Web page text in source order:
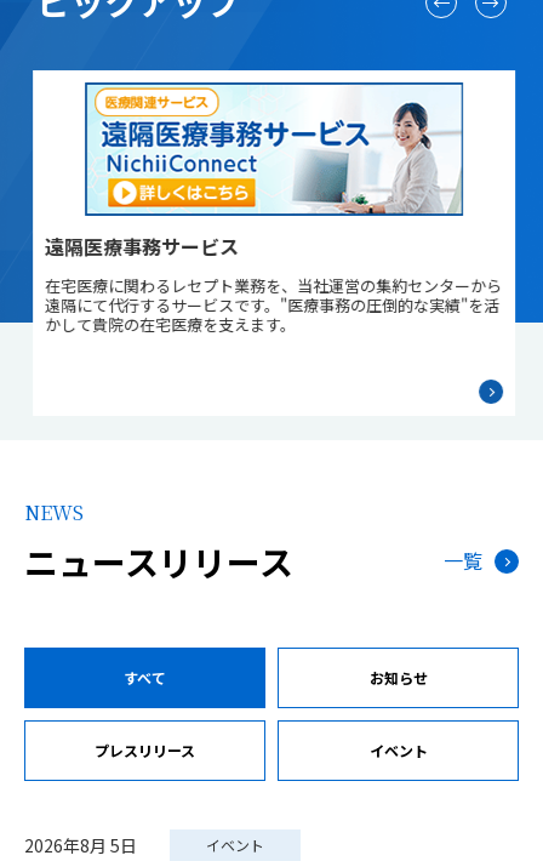
医師事務作業補助業務
医師が行っていた電子カルテへの入力や診断書などの文書作成・
検査データの管理など医師の事務作業をサポートし、医師の業務
負担軽減（働き方改革）に貢献いたします。
NEWS
ニュースリリース 一覧
すべて お知らせ
プレスリリース イベント
2026年8月 5日 イベント